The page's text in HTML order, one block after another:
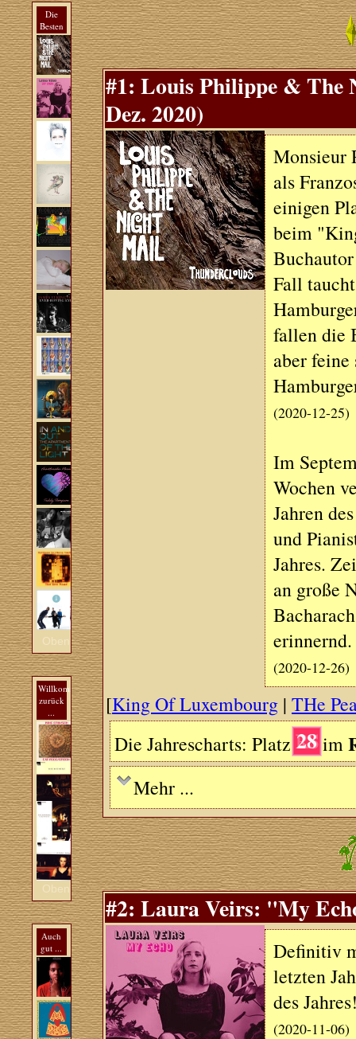
Die
Besten
Oben
Willkommen
zurück
...
Oben
Auch
gut ...
#1: Louis Philippe &
Dez. 2020)
Monsieur
als
einigen
beim
Fall
fallen die
aber
(2020-12-25)
Im
Wochen
Jahren
und
Jahres.
an große
erinnernd.
(2020-12-26)
[King Of Luxembourg |THe
Die Jahrescharts: Platz 28 im
Mehr ...
#2: Laura Veirs: "My
Definitiv
letzten
des
(2020-11-06)